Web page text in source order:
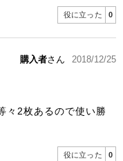
役に立った 0
購入者さん 2018/12/25
々2枚あるので使い勝
役に立った 0